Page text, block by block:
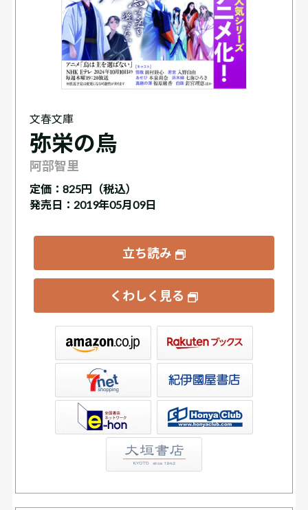
文春文庫
弥栄の烏
阿部智里
定価： 825円（税込）
発売日：2019年05月09日
立ち読み
くわしく見る
書店ウェブストア